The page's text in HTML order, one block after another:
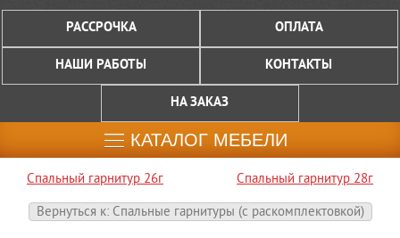
РАССРОЧКА ОПЛАТА
НАШИ РАБОТЫ КОНТАКТЫ
НА ЗАКАЗ
КАТАЛОГ МЕБЕЛИ
Спальный гарнитур 26г
Спальный гарнитур 28г
Вернуться к: Спальные гарнитуры (c раскомплектовкой)